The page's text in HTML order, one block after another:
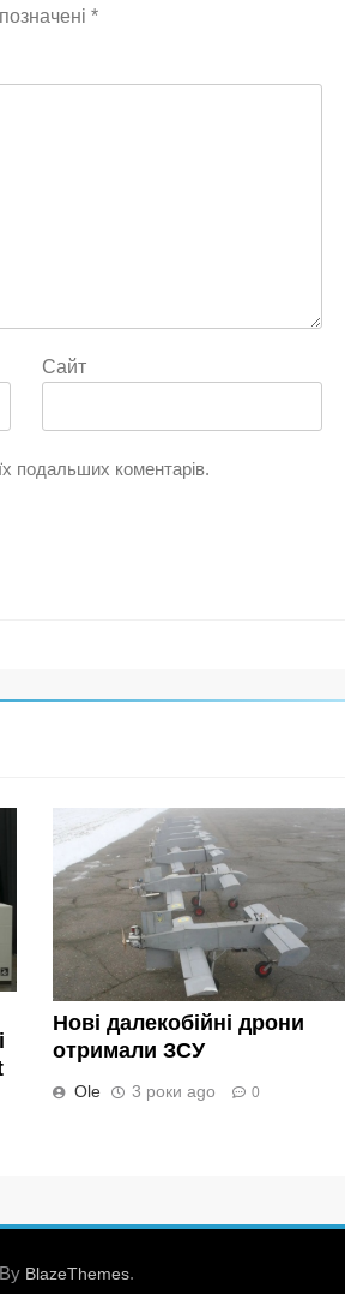
*
Сайт
подальших коментарів.
Нові далекобійні дрони
отримали ЗСУ
Ole 3 роки ago 0
BlazeThemes.